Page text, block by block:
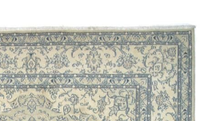
Nepal 184x126
430,00€ + HINZUFÜGEN